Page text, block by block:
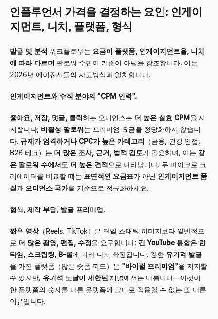
인플루언서 가격을 결정하는 요인: 인게이
지먼트, 니치, 플랫폼, 형식
발굴 및 분석 워크플로우는 요금이 플랫폼, 인게이지먼트율, 니치
에 따라 다르며 팔로워 수만이 기준이 아님을 강조합니다. 이는
2026년 에이전시들의 사고방식과 일치합니다.
인게이지먼트와 수직 분야의 "CPM 인력".
좋아요, 저장, 댓글, 클릭하는 오디언스는 더 높은 실효 CPM을 지
지합니다; 비활성 팔로워는 프리미엄 요금을 정당화하지 않습니
다. 규제가 엄격하거나 CPC가 높은 카테고리 （금융, 건강 인접,
B2B 테크）는 더 많은 조사, 근거, 법적 검토가 필요하며, 이는 같
은 팔로워 수에서도 더 높은 견적으로 나타납니다. 두 마이크로 크
리에이터를 비교할 때는 표면적인 요금표가 아닌 인게이지먼트 품
질과 오디언스 국가를 기준으로 정규화하세요.
형식, 제작 부담, 발굴 프리미엄.
짧은 영상（Reels, TikTok）은 단일 스태틱 이미지보다 일반적으
로 더 많은 촬영, 편집, 수정을 요구합니다; 긴 YouTube 통합은 런
타임, 스크립팅, B-롤에 따라 다시 확장됩니다. 강한 유기적 발굴
을 가진 플랫폼（많은 숏폼 피드）은 "바이럴 프리미엄"을 지지할
수 있지만, 유기적 도달이 제한된 채널에서는 다릅니다—이것이
한 플랫폼의 숫자를 다른 플랫폼에 그대로 적용할 수 없는 또 다른
이유입니다.